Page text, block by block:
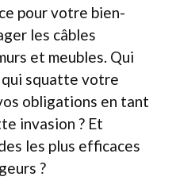
pour votre bien-
les câbles
et meubles. Qui
squatte votre
obligations en tant
invasion ? Et
les plus efficaces
?